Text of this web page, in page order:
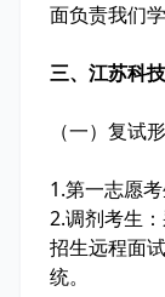
面负责我们
三、江苏科
（一）复试
1.第一志愿考
2.调剂考生
招生远程面
统。